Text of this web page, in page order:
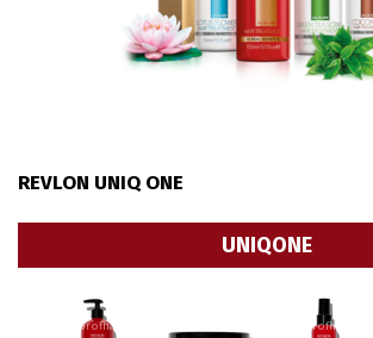
REVLON UNIQ ONE
UNIQONE
www.profhairs.ru www.profhairs.ru